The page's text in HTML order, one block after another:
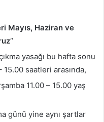
Mayıs, Haziran ve
“
yasağı bu hafta sonu
15.00 saatleri arasında,
11.00 – 15.00 yaş
günü yine aynı şartlar